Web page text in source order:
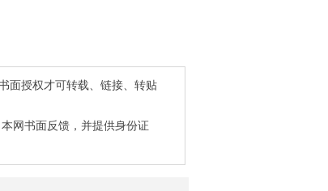
面授权才可转载、链接、转贴
网书面反馈，并提供身份证